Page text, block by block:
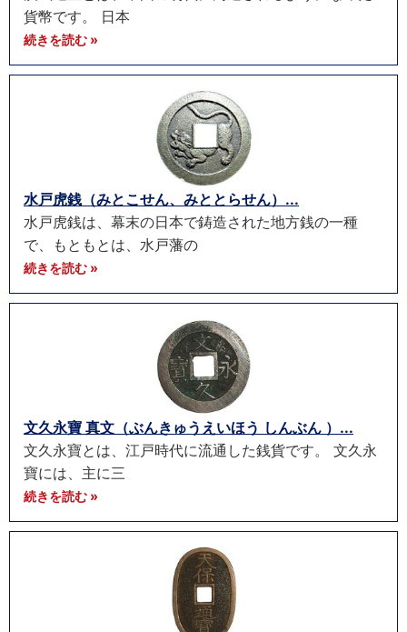
貨幣です。 日本
続きを読む »
水戸虎銭（みとこせん、みととらせん）...
水戸虎銭は、幕末の日本で鋳造された地方銭の一種
で、もともとは、水戸藩の
続きを読む »
文久永寶 真文（ぶんきゅうえいほう しんぶん ）...
文久永寶とは、江戸時代に流通した銭貨です。 文久永
寶には、主に三
続きを読む »